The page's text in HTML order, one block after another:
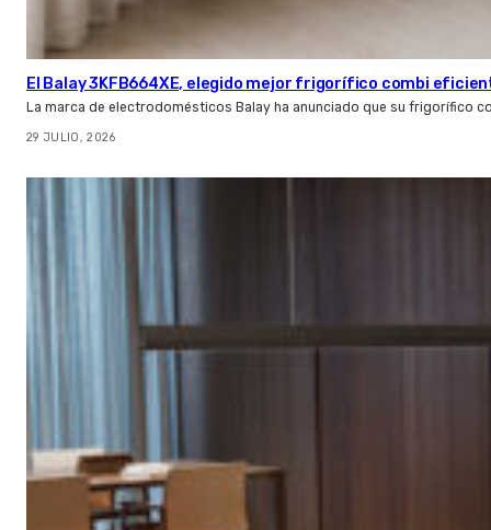
El Balay 3KFB664XE, elegido mejor frigorífico combi
La marca de electrodomésticos Balay ha anunciado que su frigorífico
29 JULIO, 2026